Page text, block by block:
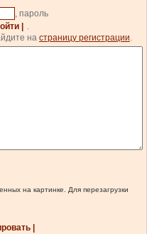
, пароль
|
.
на страницу регистрации.
на картинке. Для перезагрузки
|